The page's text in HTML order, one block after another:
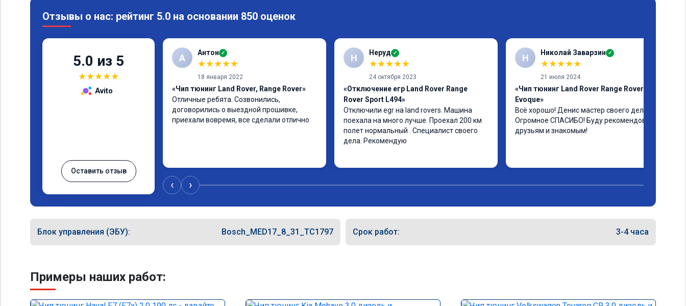
Отзывы о нас: рейтинг 5.0 на основании 850 оценок
5.0 из 5
★★★★★
Avito
Оставить отзыв
А Антон ✓
★★★★★
18 января 2022
«Чип тюнинг Land Rover, Range Rover»
Отличные ребята. Созвонились,
договорились о выездной прошивке,
приехали вовремя, все сделали отлично
Н Неруд ✓
★★★★★
24 октября 2023
«Отключение егр Land Rover Range
Rover Sport L494»
Отключили egr на land rovers. Машина
поехала на много лучше. Проехал 200 км
полет нормальный . Специалист своего
дела. Рекомендую
Н Николай Заварзин ✓
★★★★★
21 июля 2024
«Чип тюнинг Land Rover Range Rover
Evoque»
Всё хорошо! Денис мастер своего дела!
Огромное СПАСИБО! Буду рекомендовать
друзьям и знакомым!
‹ ›
Блок управления (ЭБУ): Bosch_MED17_8_31_TC1797 Срок работ: 3-4 часа
Примеры наших работ: